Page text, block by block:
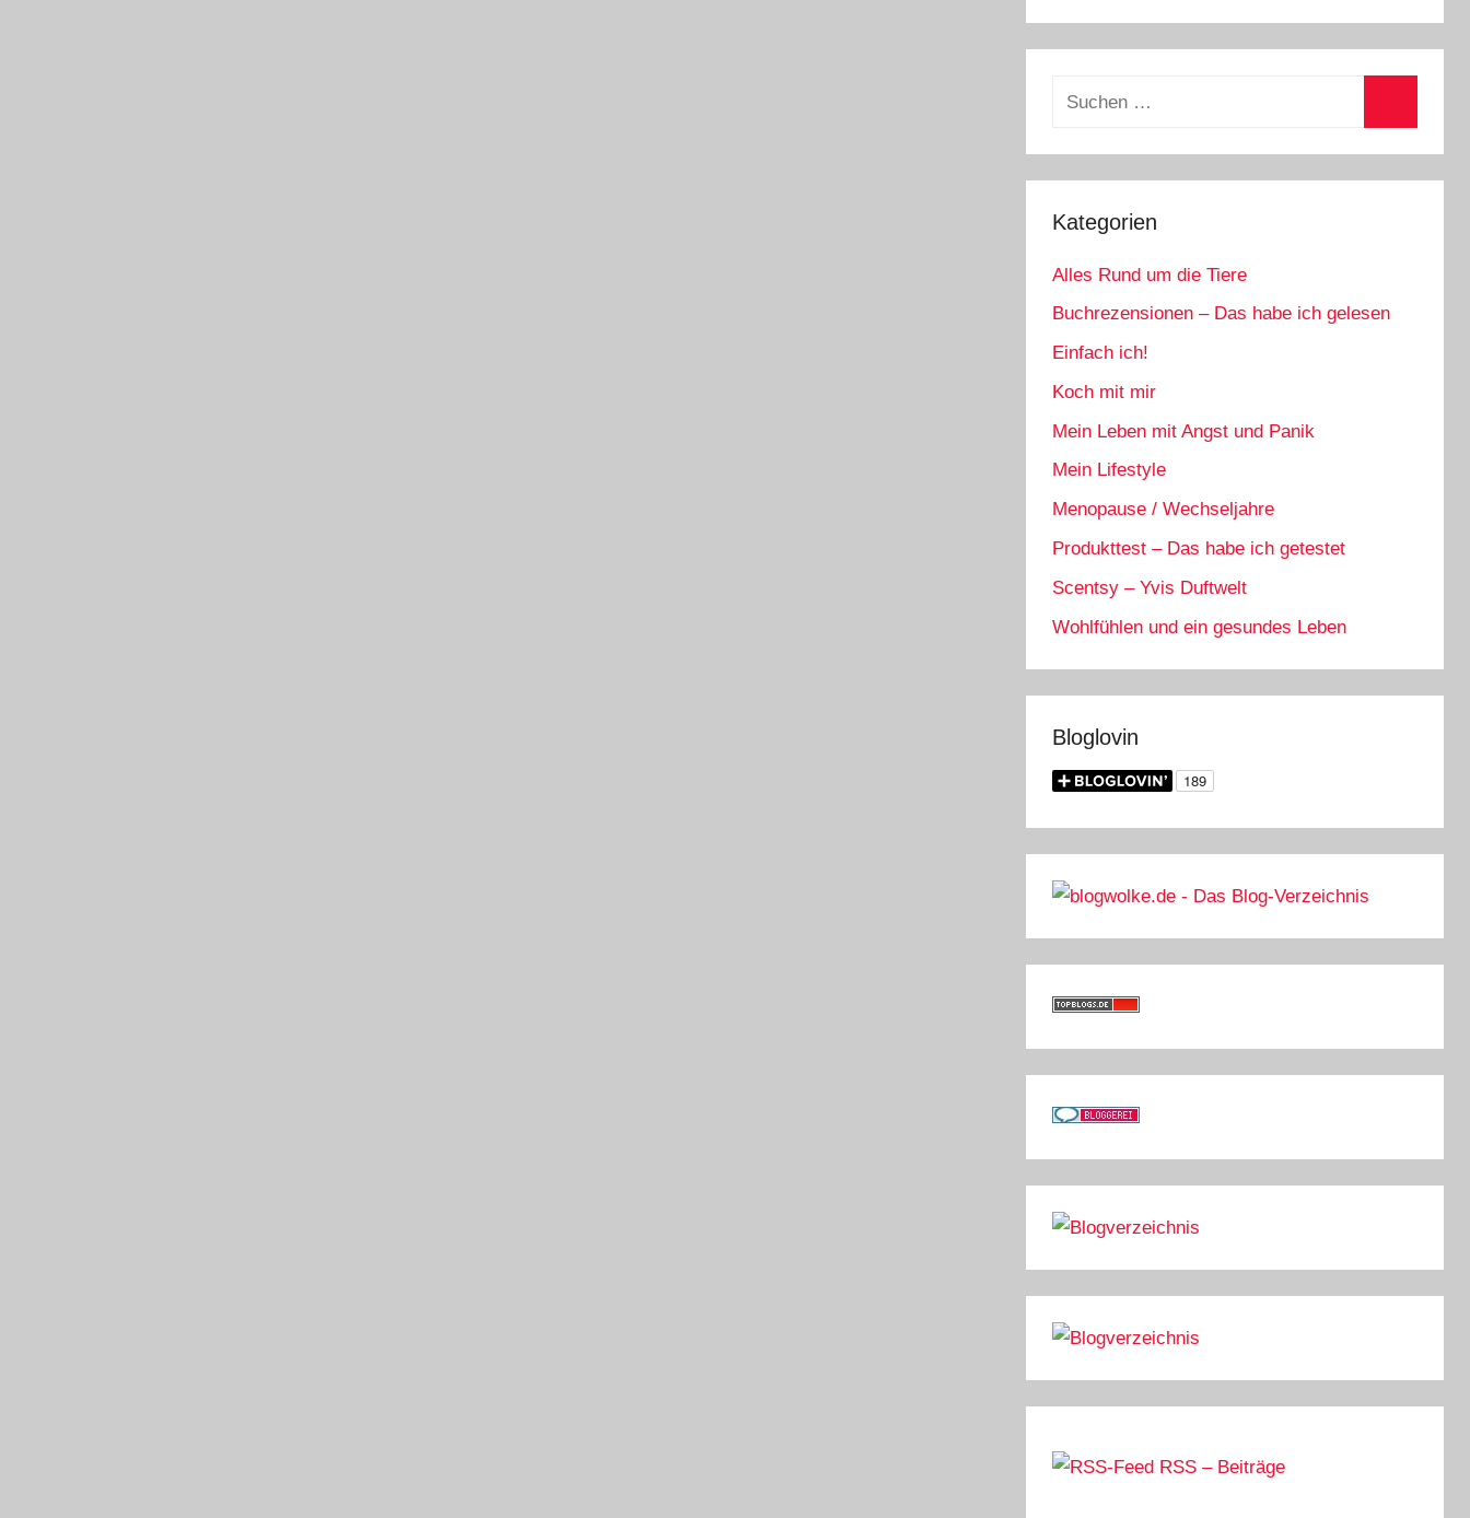
Suchen
Kategorien
Alles Rund um die Tiere
Buchrezensionen – Das habe ich gelesen
Einfach ich!
Koch mit mir
Mein Leben mit Angst und Panik
Mein Lifestyle
Menopause / Wechseljahre
Produkttest – Das habe ich getestet
Scentsy – Yvis Duftwelt
Wohlfühlen und ein gesundes Leben
Bloglovin
RSS – Beiträge